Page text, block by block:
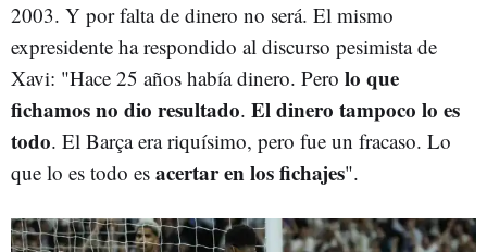
2003. Y por falta de dinero no será. El mismo
expresidente ha respondido al discurso pesimista de
Xavi: "Hace 25 años había dinero. Pero lo que
fichamos no dio resultado. El dinero tampoco lo es
todo. El Barça era riquísimo, pero fue un fracaso. Lo
que lo es todo es acertar en los fichajes".